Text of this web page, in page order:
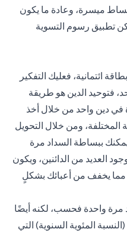
ميسرة، وعادة ما يكون
تطبيق رسوم التسوية
ائتمانية، فعليك التفكير
فتوحيد الدين هو طريقة
في دين واحد من خلال أخذ
ومن خلال التحويل
ببساطة السداد مرة
العديد من الدائنين، ويكون
مما يخفف من أعبائك بشكلٍ
مرة واحدة فحسب، لكنه أيضًا
المئوية السنوية) التي